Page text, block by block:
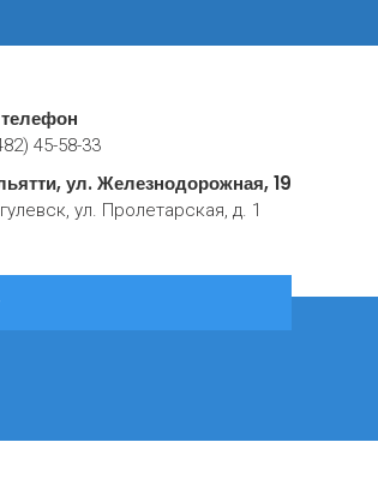
45-58-33
ул. Железнодорожная, 19
ул. Пролетарская, д. 1